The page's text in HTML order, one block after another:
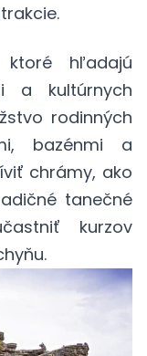
hľadajú
a kultúrnych
rodinných
bazénmi a
chrámy, ako
tanečné
kurzov